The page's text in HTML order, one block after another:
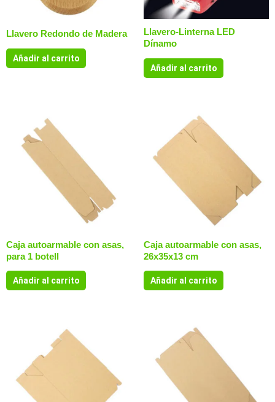
Llavero Redondo de Madera
Añadir al carrito
Llavero-Linterna LED
Dínamo
Añadir al carrito
Caja autoarmable con asas,
para 1 botell
Añadir al carrito
Caja autoarmable con asas,
26x35x13 cm
Añadir al carrito